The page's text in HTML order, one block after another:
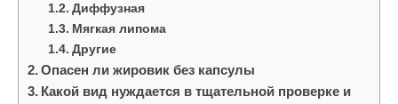
Диффузная
Мягкая липома
Другие
Опасен ли жировик без капсулы
Какой вид нуждается в тщательной проверке и